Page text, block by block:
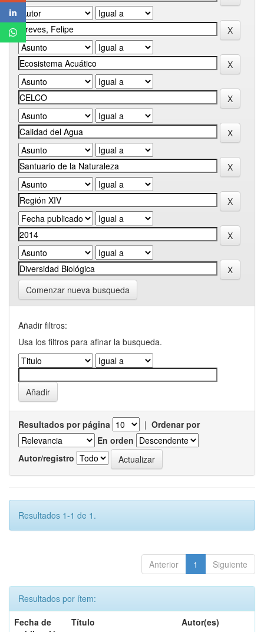
Comenzar nueva busqueda
Añadir filtros:
Usa los filtros para afinar la busqueda.
Resultados por página | Ordenar por
En orden
Autor/registro
Resultados 1-1 de 1.
Anterior 1 Siguiente
Resultados por ítem:
Fecha de
Título Autor(es)